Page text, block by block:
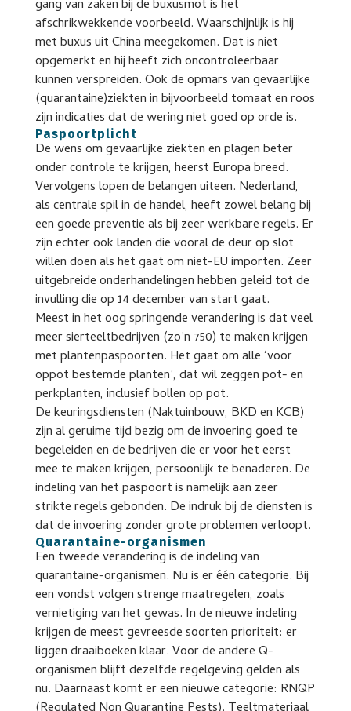
gang van zaken bij de buxusmot is het
afschrikwekkende voorbeeld. Waarschijnlijk is hij
met buxus uit China meegekomen. Dat is niet
opgemerkt en hij heeft zich oncontroleerbaar
kunnen verspreiden. Ook de opmars van gevaarlijke
(quarantaine)ziekten in bijvoorbeeld tomaat en roos
zijn indicaties dat de wering niet goed op orde is.
Paspoortplicht
De wens om gevaarlijke ziekten en plagen beter
onder controle te krijgen, heerst Europa breed.
Vervolgens lopen de belangen uiteen. Nederland,
als centrale spil in de handel, heeft zowel belang bij
een goede preventie als bij zeer werkbare regels. Er
zijn echter ook landen die vooral de deur op slot
willen doen als het gaat om niet-EU importen. Zeer
uitgebreide onderhandelingen hebben geleid tot de
invulling die op 14 december van start gaat.
Meest in het oog springende verandering is dat veel
meer sierteeltbedrijven (zo’n 750) te maken krijgen
met plantenpaspoorten. Het gaat om alle ‘voor
oppot bestemde planten’, dat wil zeggen pot- en
perkplanten, inclusief bollen op pot.
De keuringsdiensten (Naktuinbouw, BKD en KCB)
zijn al geruime tijd bezig om de invoering goed te
begeleiden en de bedrijven die er voor het eerst
mee te maken krijgen, persoonlijk te benaderen. De
indeling van het paspoort is namelijk aan zeer
strikte regels gebonden. De indruk bij de diensten is
dat de invoering zonder grote problemen verloopt.
Quarantaine-organismen
Een tweede verandering is de indeling van
quarantaine-organismen. Nu is er één categorie. Bij
een vondst volgen strenge maatregelen, zoals
vernietiging van het gewas. In de nieuwe indeling
krijgen de meest gevreesde soorten prioriteit: er
liggen draaiboeken klaar. Voor de andere Q-
organismen blijft dezelfde regelgeving gelden als
nu. Daarnaast komt er een nieuwe categorie: RNQP